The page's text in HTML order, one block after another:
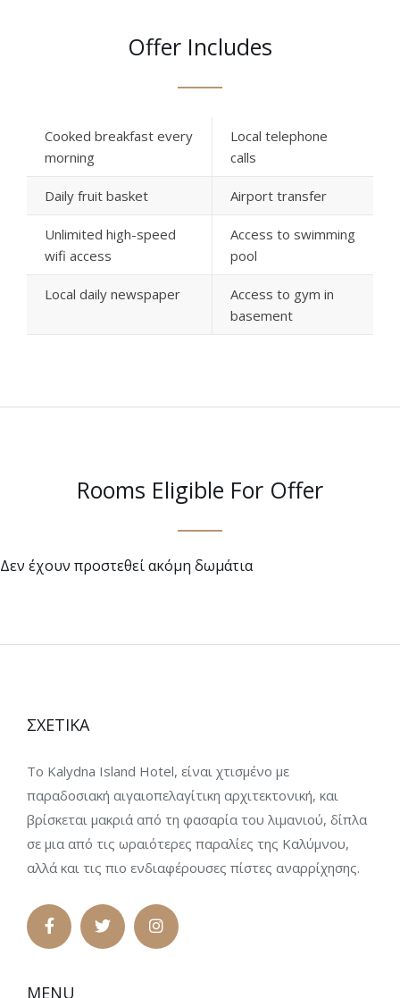
Offer Includes
Cooked breakfast every
morning
Local telephone
calls
Daily fruit basket Airport transfer
Unlimited high-speed
wifi access
Access to swimming
pool
Local daily newspaper
Access to gym in
basement
Rooms Eligible For Offer
Δεν έχουν προστεθεί ακόμη δωμάτια
ΣΧΕΤΙΚΑ
Το Kalydna Island Hotel, είναι χτισμένο με
παραδοσιακή αιγαιοπελαγίτικη αρχιτεκτονική, και
βρίσκεται μακριά από τη φασαρία του λιμανιού, δίπλα
σε μια από τις ωραιότερες παραλίες της Καλύμνου,
αλλά και τις πιο ενδιαφέρουσες πίστες αναρρίχησης.
MENU